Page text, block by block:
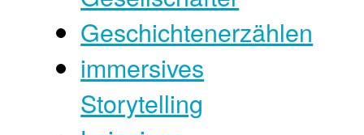
Geschichtenerzählen
immersives
Storytelling